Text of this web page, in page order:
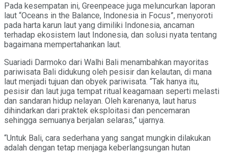
Pada kesempatan ini, Greenpeace juga meluncurkan laporan
laut “Oceans in the Balance, Indonesia in Focus”, menyoroti
pada harta karun laut yang dimiliki Indonesia, ancaman
terhadap ekosistem laut Indonesia, dan solusi nyata tentang
bagaimana mempertahankan laut.
Suariadi Darmoko dari Walhi Bali menambahkan mayoritas
pariwisata Bali didukung oleh pesisir dan kelautan, di mana
laut menjadi tujuan dan obyek pariwisata. “Tak hanya itu,
pesisir dan laut juga tempat ritual keagamaan seperti melasti
dan sandaran hidup nelayan. Oleh karenanya, laut harus
dihindarkan dari praktek eksploitasi dan pencemaran
sehingga semuanya berjalan selaras,” ujarnya.
“Untuk Bali, cara sederhana yang sangat mungkin dilakukan
adalah dengan tetap menjaga keberlangsungan hutan